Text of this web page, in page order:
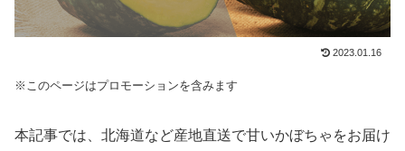
2023.01.16
※このページはプロモーションを含みます
本記事では、北海道など産地直送で甘いかぼちゃをお届け